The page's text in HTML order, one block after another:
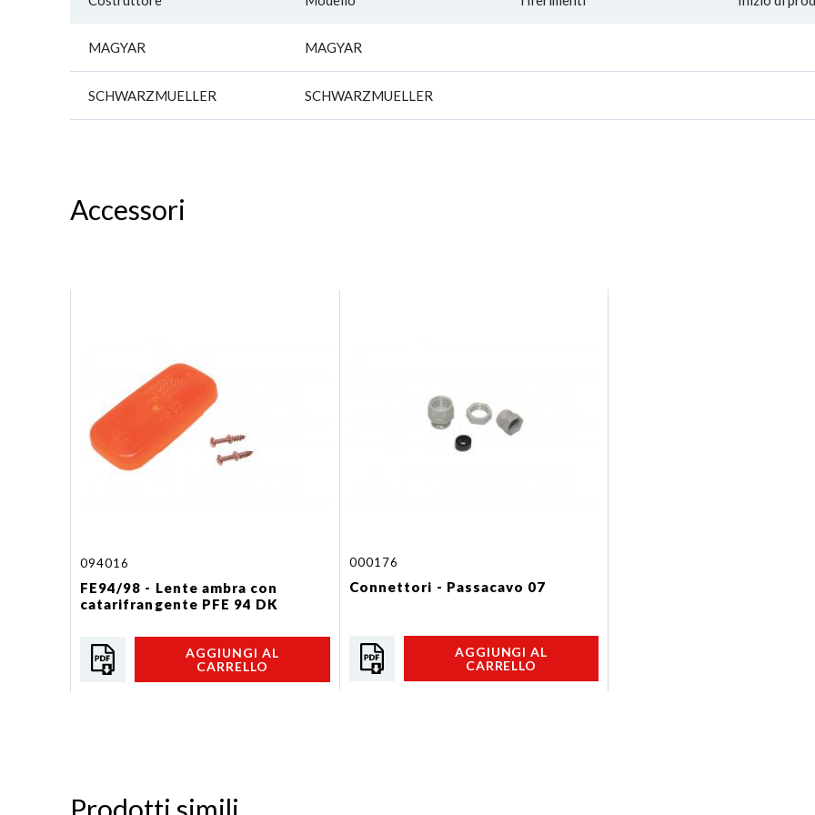
MAGYAR MAGYAR
SCHWARZMUELLER SCHWARZMUELLER
Accessori
094016
FE94/98 - Lente ambra con
catarifrangente PFE 94 DK
AGGIUNGI AL
CARRELLO
000176
Connettori - Passacavo 07
AGGIUNGI AL
CARRELLO